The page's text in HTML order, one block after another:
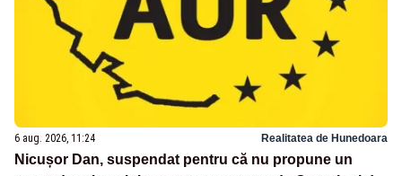
6 aug. 2026, 11:24 Realitatea de Hunedoara
Nicușor Dan, suspendat pentru că nu propune un